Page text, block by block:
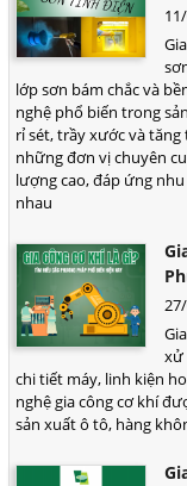
lớp sơn bám chắc và
nghệ phổ biến trong
rỉ sét, trầy xước và
những đơn vị chuyên
lượng cao, đáp ứng
nhau
xử
chi tiết máy, linh kiện
nghệ gia công cơ khí
sản xuất ô tô, hàng